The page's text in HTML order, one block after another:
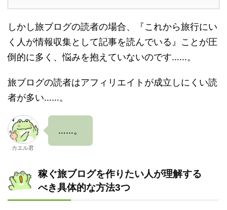
しかし旅ブログの読者の場合、『これから旅行にい
く人が情報収集として記事を読んでいる』ことが圧
倒的に多く、悩みを抱えていないのです……。
旅ブログの読者はアフィリエイトが成立しにくい読
者が多い……。
カエル君
……。
稼ぐ旅ブログを作りたい人が理解する
べき具体的な方法3つ